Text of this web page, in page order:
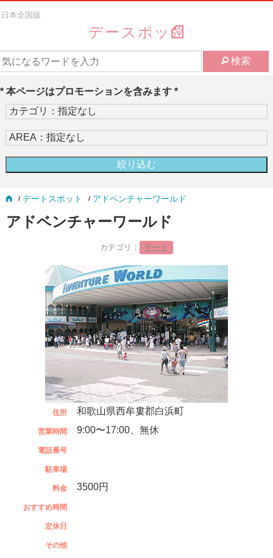
日本全国版
デースポッ
検索
* 本ページはプロモーションを含みます *
デートスポット アドベンチャーワールド
アドベンチャーワールド
カテゴリ： デート
住所 和歌山県西牟婁郡白浜町
営業時間 9:00〜17:00、無休
電話番号
駐車場
料金 3500円
おすすめ時間
定休日
その他